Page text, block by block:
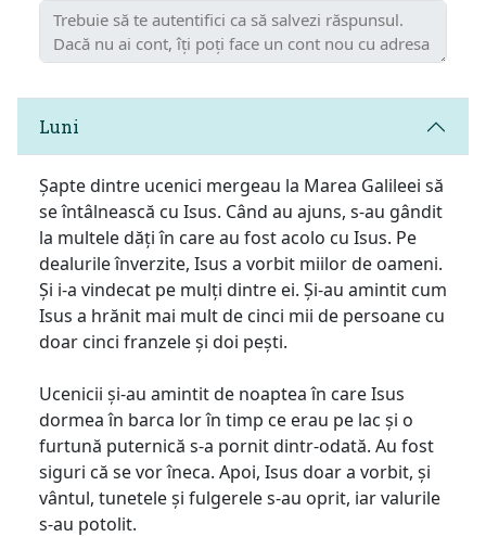
Luni
Șapte dintre ucenici mergeau la Marea Galileei să
se întâlnească cu Isus. Când au ajuns, s-au gândit
la multele dăți în care au fost acolo cu Isus. Pe
dealurile înverzite, Isus a vorbit miilor de oameni.
Și i-a vindecat pe mulți dintre ei. Și-au amintit cum
Isus a hrănit mai mult de cinci mii de persoane cu
doar cinci franzele și doi pești.
Ucenicii și-au amintit de noaptea în care Isus
dormea în barca lor în timp ce erau pe lac și o
furtună puternică s-a pornit dintr-odată. Au fost
siguri că se vor îneca. Apoi, Isus doar a vorbit, și
vântul, tunetele și fulgerele s-au oprit, iar valurile
s-au potolit.